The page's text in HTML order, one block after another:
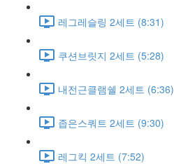
레그레슬링 2세트 (8:31)
쿠션브릿지 2세트 (5:28)
내전근클램쉘 2세트 (6:36)
좁은스쿼트 2세트 (9:30)
레그킥 2세트 (7:52)